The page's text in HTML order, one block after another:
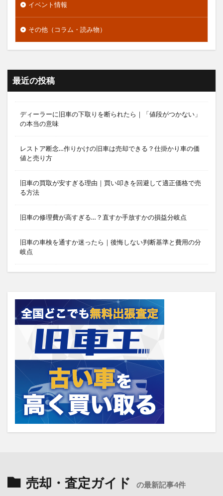
イベント情報
その他（コラム・読み物）
最近の投稿
ディーラーに旧車の下取りを断られたら｜「値段がつかない」
の本当の意味
レストア断念…作りかけの旧車は売却できる？仕掛かり車の価
値と売り方
旧車の買取が安すぎる理由｜買い叩きを回避して適正価格で売
る方法
旧車の修理費が高すぎる…？直すか手放すかの損益分岐点
旧車の車検を通すか迷ったら｜後悔しない判断基準と費用の分
岐点
売却・査定ガイド の最新記事4件